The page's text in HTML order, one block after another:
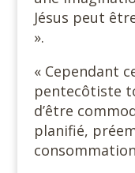
Jésus peut
».
« Cependant
pentecôtiste
d’être
planifié,